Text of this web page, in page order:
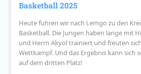
Basketball 2025
Heute fuhren wir nach Lemgo zu den
Basketball. Die Jungen haben lange mit
und Herrn Akyol trainiert und freuten
Wettkampf. Und das Ergebnis kann sich
auf dem dritten Platz!